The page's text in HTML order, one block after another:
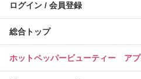
ログイン / 会員登録
総合トップ
ホットペッパービューティー アプ